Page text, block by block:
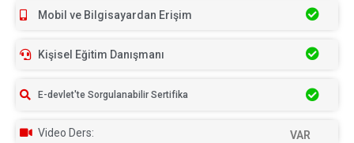
Mobil ve Bilgisayardan Erişim
Kişisel Eğitim Danışmanı
E-devlet'te Sorgulanabilir Sertifika
Video Ders: VAR